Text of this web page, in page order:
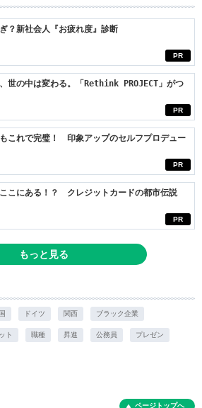
PR
？新社会人『お疲れ度』診断
PR
世の中は変わる。「Rethink PROJECT」がつ
PR
これで完璧！ 印象アップのセルフプロデュー
PR
こにある！？ クレジットカードの都市伝説
もっと見る
ドイツ 関西 ブラック企業
ト 職種 昇進 公務員 プレゼン
ページトップへ